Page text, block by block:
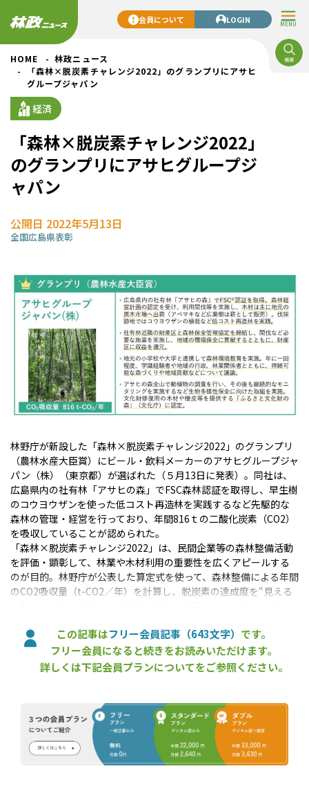
MENU
会員について LOGIN
HOME
林政ニュース
「森林×脱炭素チャレンジ2022」のグランプリにアサヒ
グループジャパン
経済
「森林×脱炭素チャレンジ2022」
のグランプリにアサヒグループジ
ャパン
公開日 2022年5月13日
全国広島県表彰
林野庁が新設した「森林×脱炭素チャレンジ2022」のグランプリ
（農林水産大臣賞）にビール・飲料メーカーのアサヒグループジャ
パン（株）（東京都）が選ばれた（５月13日に発表）。同社は、
広島県内の社有林「アサヒの森」でFSC森林認証を取得し、早生樹
のコウヨウザンを使った低コスト再造林を実践するなど先駆的な
森林の管理・経営を行っており、年間816ｔの二酸化炭素（CO2）
を吸収していることが認められた。
「森林×脱炭素チャレンジ2022」は、民間企業等の森林整備活動
を評価・顕彰して、林業や木材利用の重要性を広くアピールする
のが目的。林野庁が公表した算定式を使って、森林整備による年間
のCO2吸収量（t-CO2／年）を計算し、脱炭素の達成度を“見える
（カッコ内は所在地と年間のCO2吸収量）。なお、表彰式は６月
中旬頃に行う予定。
コクヨ（株）（大阪府、842ｔ）▽越井木材工業（株）（大阪府、
100ｔ）▽（株）山陰合同銀行（島根県、41ｔ）▽池田町（北海
道、10ｔ）▽住友林業（株）（東京都、3,415ｔ）▽ピジョン
（株）（東京都、40ｔ）▽公益財団法人ニッセイ緑の財団（東京
都、147ｔ）
（2022年５月13日取材）
この記事はフリー会員記事（643文字） です。
フリー会員になると続きをお読みいただけます。
詳しくは下記会員プランについてをご参照ください。